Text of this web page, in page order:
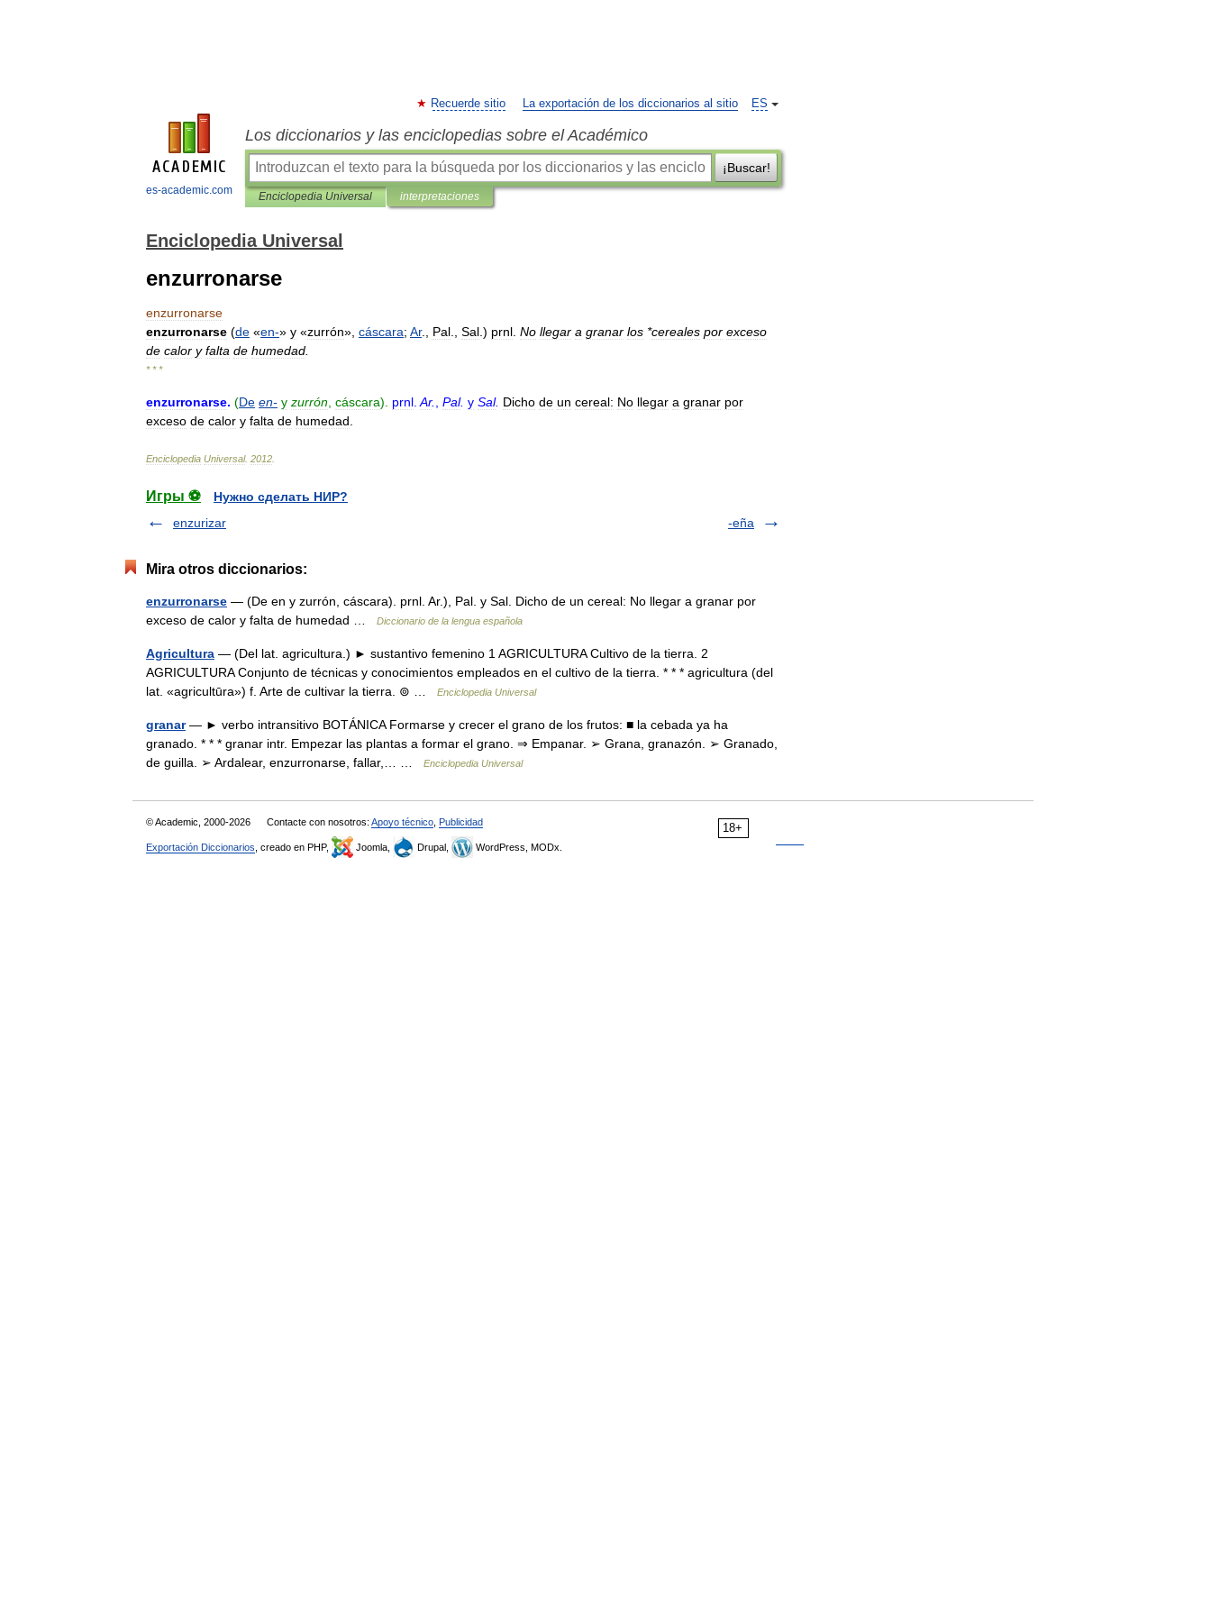
es-academic.com
ES
Recuerde sitio La exportación de los diccionarios al sitio
Los diccionarios y las enciclopedias sobre el Académico
¡Buscar!
Enciclopedia Universal interpretaciones
Enciclopedia Universal
enzurronarse
enzurronarse
enzurronarse (de «en-» y «zurrón», cáscara; Ar., Pal Sal .) prnl No llegar a granar los *cereales por exceso
de calor y falta de humedad
* * *
enzurronarse. (De en- y zurrón cáscara). prnl Ar. Pal. y Sal. Dicho de un cereal: No llegar a granar por
exceso de calor y falta de humedad
Enciclopedia Universal. 2012
Игры ⚽
Нужно сделать НИР?
enzurizar
-eña
Mira otros diccionarios:
enzurronarse — (De en y zurrón, cáscara). prnl. Ar.), Pal. y Sal. Dicho de un cereal: No llegar a granar por
exceso de calor y falta de humedad …
Diccionario de la lengua española
Agricultura — (Del lat. agricultura.) ► sustantivo femenino 1 AGRICULTURA Cultivo de la tierra. 2
AGRICULTURA Conjunto de técnicas y conocimientos empleados en el cultivo de la tierra. * * * agricultura (del
lat. «agricultūra») f. Arte de cultivar la tierra. ⊚ …
Enciclopedia Universal
granar— ► verbo intransitivo BOTÁNICA Formarse y crecer el grano de los frutos: ■ la cebada ya ha
granado. * * * granar intr. Empezar las plantas a formar el grano. ⇒ Empanar. ➢ Grana, granazón. ➢ Granado,
de guilla. ➢ Ardalear, enzurronarse, fallar,… …
Enciclopedia Universal
18+
© Academic, 2000-2026 Contacte con nosotros: Apoyo técnico Publicidad
Exportación Diccionarios , creado en PHP, Joomla, Drupal, WordPress, MODx.